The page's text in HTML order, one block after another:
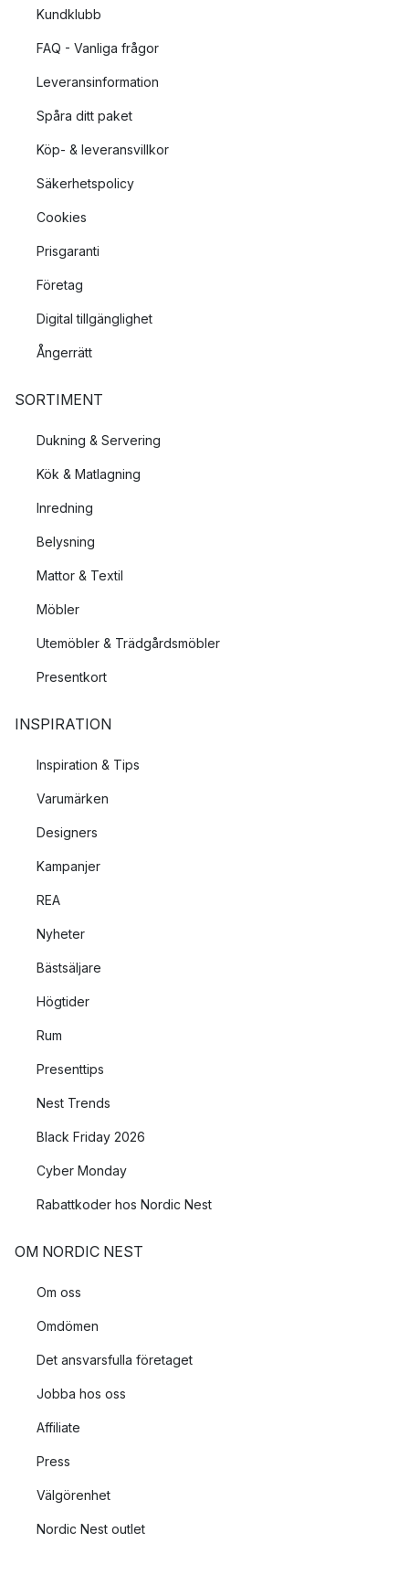
Kundklubb
FAQ - Vanliga frågor
Leveransinformation
Spåra ditt paket
Köp- & leveransvillkor
Säkerhetspolicy
Cookies
Prisgaranti
Företag
Digital tillgänglighet
Ångerrätt
SORTIMENT
Dukning & Servering
Kök & Matlagning
Inredning
Belysning
Mattor & Textil
Möbler
Utemöbler & Trädgårdsmöbler
Presentkort
INSPIRATION
Inspiration & Tips
Varumärken
Designers
Kampanjer
REA
Nyheter
Bästsäljare
Högtider
Rum
Presenttips
Nest Trends
Black Friday 2026
Cyber Monday
Rabattkoder hos Nordic Nest
OM NORDIC NEST
Om oss
Omdömen
Det ansvarsfulla företaget
Jobba hos oss
Affiliate
Press
Välgörenhet
Nordic Nest outlet